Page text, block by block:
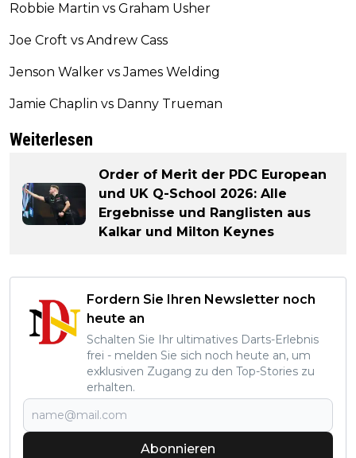
Robbie Martin vs Graham Usher
Joe Croft vs Andrew Cass
Jenson Walker vs James Welding
Jamie Chaplin vs Danny Trueman
Weiterlesen
Order of Merit der PDC European
und UK Q-School 2026: Alle
Ergebnisse und Ranglisten aus
Kalkar und Milton Keynes
Fordern Sie Ihren Newsletter noch
heute an
Schalten Sie Ihr ultimatives Darts-Erlebnis
frei - melden Sie sich noch heute an, um
exklusiven Zugang zu den Top-Stories zu
erhalten.
Abonnieren